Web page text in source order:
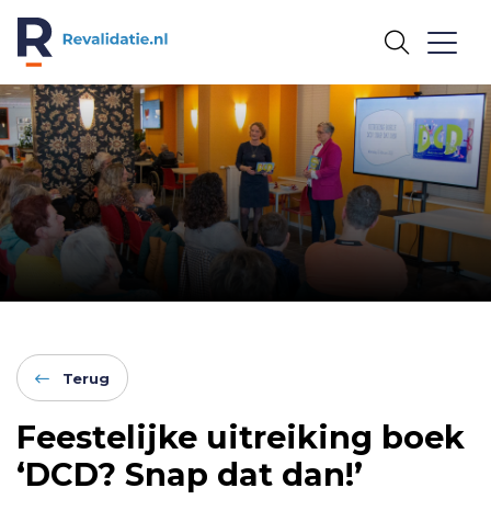
REVALIDATIE.NL
Terug
Feestelijke uitreiking boek
‘DCD? Snap dat dan!’